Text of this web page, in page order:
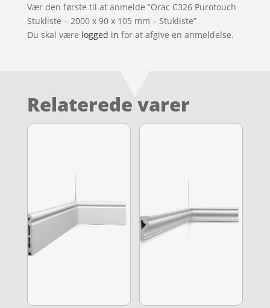
Vær den første til at anmelde “Orac C326 Purotouch
Stukliste – 2000 x 90 x 105 mm – Stukliste”
Du skal være logged in for at afgive en anmeldelse.
Relaterede varer